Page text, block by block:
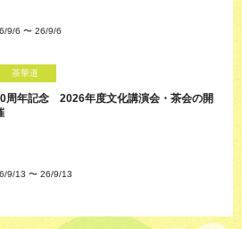
9/6 〜 26/9/6
茶華道
周年記念 2026年度文化講演会・茶会の開
9/13 〜 26/9/13